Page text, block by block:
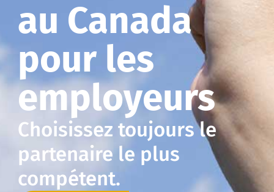
au Canada
pour les
employeurs
Choisissez toujours le
partenaire le plus
compétent.